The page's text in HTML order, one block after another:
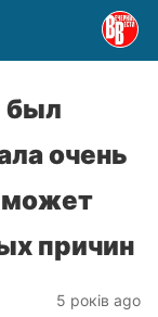
был
очень
может
причин
5 років ago